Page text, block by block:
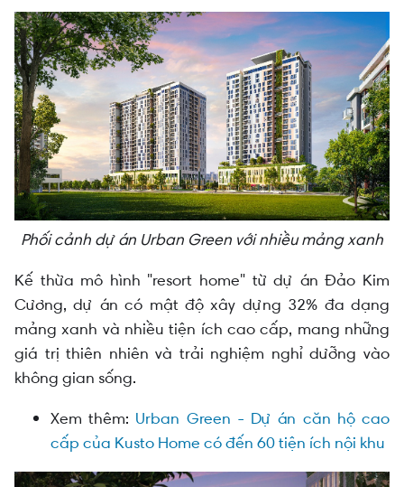
Phối cảnh dự án Urban Green với nhiều mảng xanh
Kế thừa mô hình "resort home" từ dự án Đảo Kim
Cương, dự án có mật độ xây dựng 32% đa dạng
mảng xanh và nhiều tiện ích cao cấp, mang những
giá trị thiên nhiên và trải nghiệm nghỉ dưỡng vào
không gian sống.
Xem thêm: Urban Green - Dự án căn hộ cao
cấp của Kusto Home có đến 60 tiện ích nội khu